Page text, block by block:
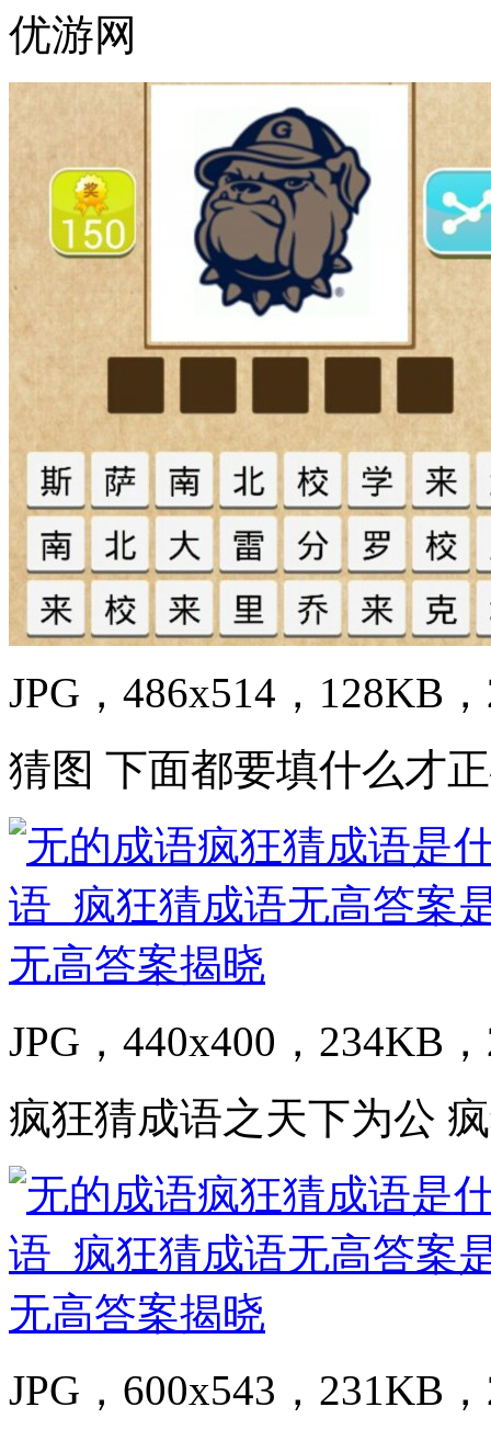
优游网
JPG，486x514，128KB
猜图 下面都要填什么才
JPG，440x400，234KB
疯狂猜成语之天下为公
JPG，600x543，231KB